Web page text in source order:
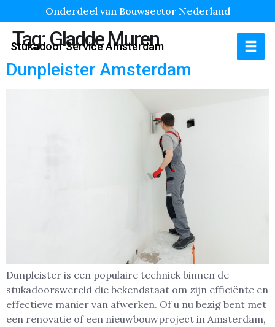
Onderdeel van Bouwsector Nederland
Stukadoor Service Amsterdam
Tag:Gladde Muren
Dunpleister Amsterdam
Dunpleister is een populaire techniek binnen de
stukadoorswereld die bekendstaat om zijn efficiënte en
effectieve manier van afwerken. Of u nu bezig bent met
een renovatie of een nieuwbouwproject in Amsterdam,